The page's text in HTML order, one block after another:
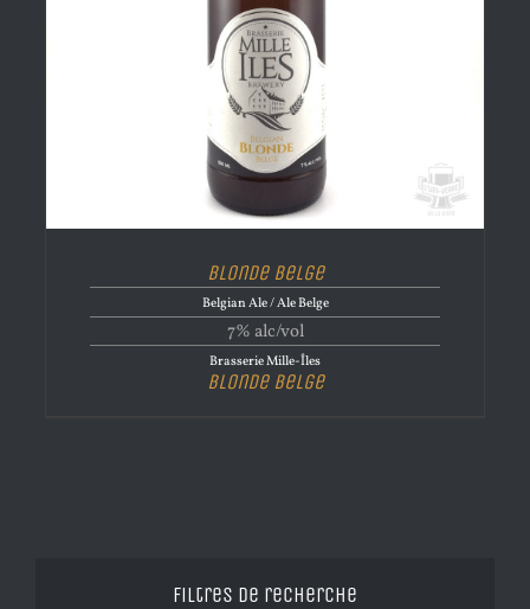
Blonde Belge
Belgian Ale / Ale Belge
7% alc/vol
Brasserie Mille-Îles
Blonde Belge
Filtres de recherche